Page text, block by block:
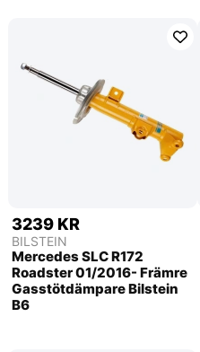
3239 KR
BILSTEIN
Mercedes SLC R172
Roadster 01/2016- Främre
Gasstötdämpare Bilstein
B6